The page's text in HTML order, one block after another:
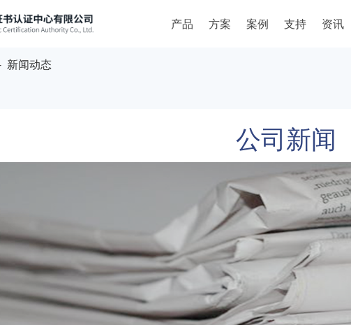
产品 方案 案例 支持 资讯
新闻动态
公司新闻